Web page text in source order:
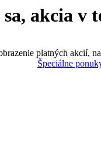
akcia v
platných akcií,
Špeciálne